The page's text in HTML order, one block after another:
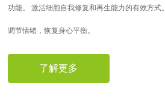
功能。 激活细胞自我修复和再生能力的有效方式
调节情绪，恢复身心平衡。
了解更多